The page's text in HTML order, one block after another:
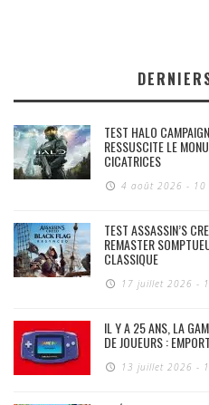
TEST HALO
RESSUSCITE LE
CICATRICES
4 août 2026 - 10
TEST ASSASSIN’S
REMASTER
CLASSIQUE
17 juillet 2026 -
IL Y A 25 ANS, LA
DE JOUEURS :
13 juillet 2026 -